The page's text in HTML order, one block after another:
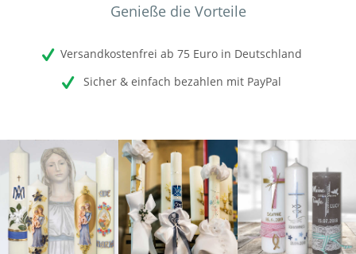
Genieße die Vorteile
Versandkostenfrei ab 75 Euro in Deutschland
Sicher & einfach bezahlen mit PayPal